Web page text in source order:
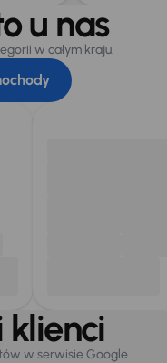
u nas
w całym kraju.
w serwisie Google.